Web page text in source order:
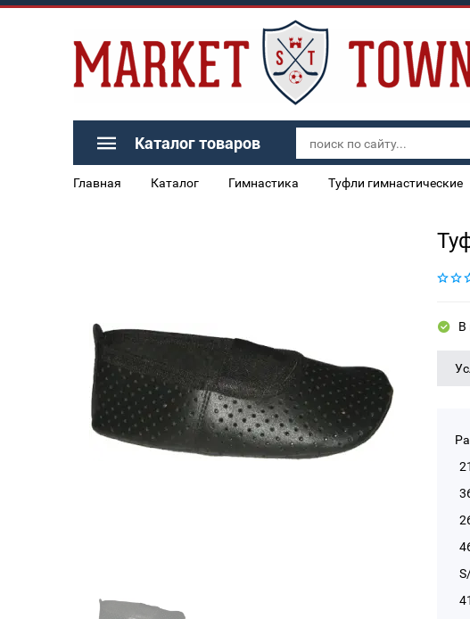
Каталог товаров
Главная Каталог Гимнастика Туфли гимнастические
В
21